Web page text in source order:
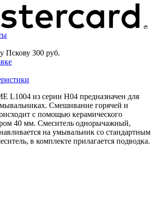
Пскову 300 руб.
L1004 из серии H04 предназначен для
Смешивание горячей и
с помощью керамического
40 мм. Смеситель однорычажный,
на умывальник со стандартным
в комплекте прилагается подводка.